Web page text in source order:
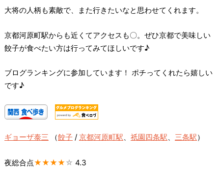
大将の人柄も素敵で、また行きたいなと思わせてくれます。
京都河原町駅からも近くてアクセスも〇。ぜひ京都で美味しい
餃子が食べたい方は行ってみてほしいです♪
ブログランキングに参加しています！ ポチってくれたら嬉しい
です♪
ギョーザ泰三 （餃子/ 京都河原町駅、 祇園四条駅、 三条駅）
夜総合点★★★★☆ 4.3